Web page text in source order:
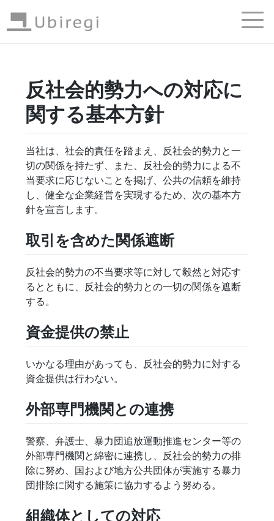
反社会的勢力への対応に
関する基本方針
当社は、社会的責任を踏まえ、反社会的勢力と一
切の関係を持たず、また、反社会的勢力による不
当要求に応じないことを掲げ、公共の信頼を維持
し、健全な企業経営を実現するため、次の基本方
針を宣言します。
取引を含めた関係遮断
反社会的勢力の不当要求等に対して毅然と対応す
るとともに、反社会的勢力との一切の関係を遮断
する。
資金提供の禁止
いかなる理由があっても、反社会的勢力に対する
資金提供は行わない。
外部専門機関との連携
警察、弁護士、暴力団追放運動推進センター等の
外部専門機関と綿密に連携し、反社会的勢力の排
除に努め、国および地方公共団体が実施する暴力
団排除に関する施策に協力するよう努める。
組織体としての対応